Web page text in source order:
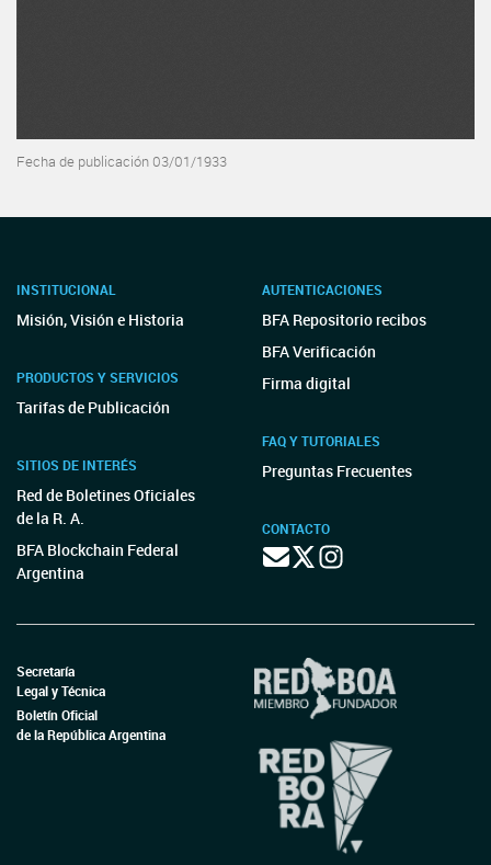
Fecha de publicación 03/01/1933
INSTITUCIONAL
Misión, Visión e Historia
PRODUCTOS Y SERVICIOS
Tarifas de Publicación
SITIOS DE INTERÉS
Red de Boletines Oficiales
de la R. A.
BFA Blockchain Federal
Argentina
AUTENTICACIONES
BFA Repositorio recibos
BFA Verificación
Firma digital
FAQ Y TUTORIALES
Preguntas Frecuentes
CONTACTO
Secretaría
Legal y Técnica
Boletín Oficial
de la República Argentina